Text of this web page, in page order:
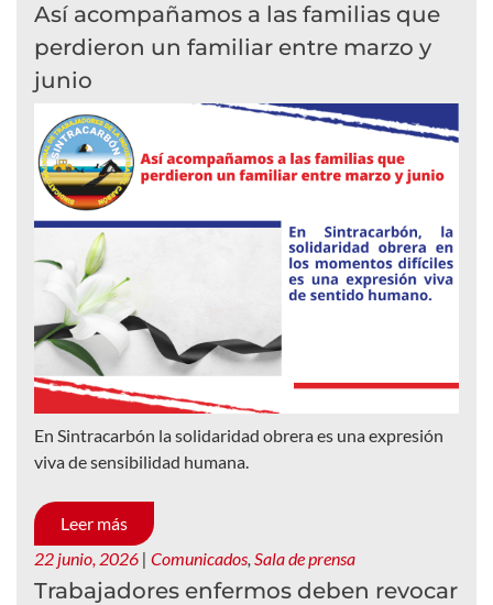
Así acompañamos a las familias que
perdieron un familiar entre marzo y
junio
En Sintracarbón la solidaridad obrera es una expresión
viva de sensibilidad humana.
Leer más
22 junio, 2026 | Comunicados, Sala de prensa
Trabajadores enfermos deben revocar